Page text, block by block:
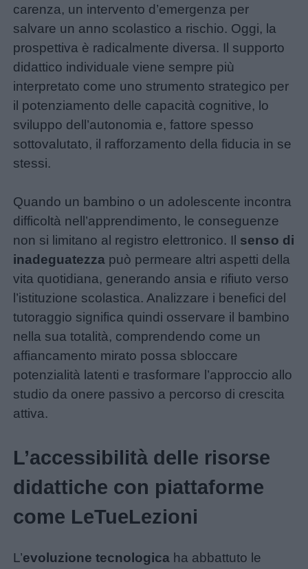
Disegni
da
colorare
Storie
per
bambini
Feste
giornate
Filastrocche
Giochi
Lavoretti
Nomi
maschili
Nomi
Frasi
aforismi
Buongiorno
carenza, un intervento d’emergenza per
salvare un anno scolastico a rischio. Oggi, la
prospettiva è radicalmente diversa. Il supporto
didattico individuale viene sempre più
interpretato come uno strumento strategico per
il potenziamento delle capacità cognitive, lo
sviluppo dell’autonomia e, fattore spesso
sottovalutato, il rafforzamento della fiducia in se
stessi.
Quando un bambino o un adolescente incontra
difficoltà nell’apprendimento, le conseguenze
non si limitano al registro elettronico. Il senso di
inadeguatezza può permeare altri aspetti della
vita quotidiana, generando ansia e rifiuto verso
l’istituzione scolastica. Analizzare i benefici del
tutoraggio significa quindi osservare il bambino
nella sua totalità, comprendendo come un
affiancamento mirato possa sbloccare
potenzialità latenti e trasformare l’approccio allo
studio da onere passivo a percorso di crescita
attiva.
L’accessibilità delle risorse
didattiche con piattaforme
come LeTueLezioni
L’evoluzione tecnologica ha abbattuto le